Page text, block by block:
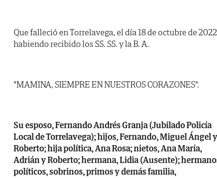
Que falleció en Torrelavega, el día 18 de octubre de
habiendo recibido los SS. SS. y la B. A.
"MAMINA, SIEMPRE EN NUESTROS CORAZONES".
Su esposo, Fernando Andrés Granja (Jubilado Policía
Local de Torrelavega); hijos, Fernando, Miguel Ángel y
Roberto; hija política, Ana Rosa; nietos, Ana María,
Adrián y Roberto; hermana, Lidia (Ausente);
políticos, sobrinos, primos y demás familia,